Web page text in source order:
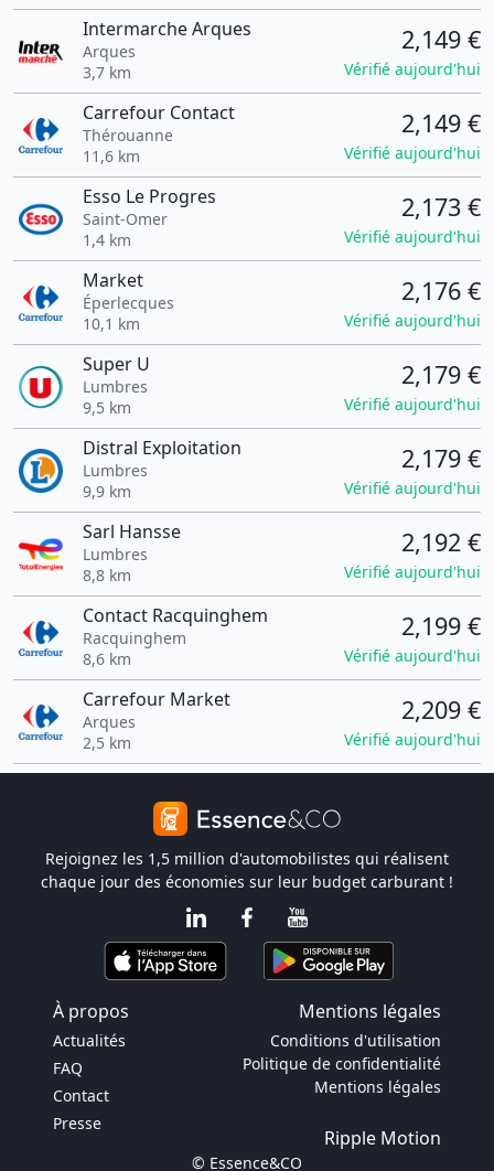
Intermarche Arques
Arques
3,7 km
2,149 €
Vérifié aujourd'hui
Carrefour Contact
Thérouanne
11,6 km
2,149 €
Vérifié aujourd'hui
Esso Le Progres
Saint-Omer
1,4 km
2,173 €
Vérifié aujourd'hui
Market
Éperlecques
10,1 km
2,176 €
Vérifié aujourd'hui
Super U
Lumbres
9,5 km
2,179 €
Vérifié aujourd'hui
Distral Exploitation
Lumbres
9,9 km
2,179 €
Vérifié aujourd'hui
Sarl Hansse
Lumbres
8,8 km
2,192 €
Vérifié aujourd'hui
Contact Racquinghem
Racquinghem
8,6 km
2,199 €
Vérifié aujourd'hui
Carrefour Market
Arques
2,5 km
2,209 €
Vérifié aujourd'hui
Rejoignez les 1,5 million d'automobilistes qui réalisent
chaque jour des économies sur leur budget carburant !
À propos Mentions légales
Actualités
FAQ
Contact
Presse
Conditions d'utilisation
Politique de confidentialité
Mentions légales
Ripple Motion
© Essence&CO